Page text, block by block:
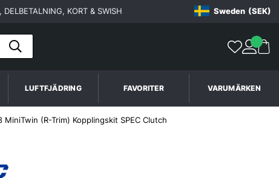
KORT & SWISH Sweden (SEK)
LUFTFJÄDRING FAVORITER VARUMÄRKEN
(R-Trim) Kopplingskit SPEC Clutch